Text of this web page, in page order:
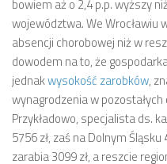
bowiem aż o 2,4 p.p. wyższy
województwa. We Wrocławiu
absencji chorobowej niż w
dowodem na to, że
jednakwysokość zarobków,
wynagrodzenia w pozostałych
Przykładowo, specjalista ds.
5756 zł, zaś na Dolnym
zarabia 3099 zł, a reszcie